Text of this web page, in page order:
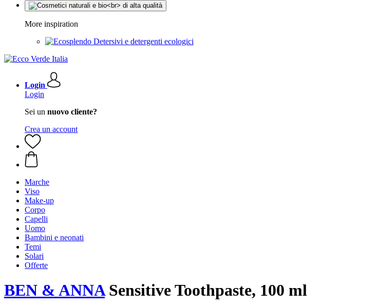
More inspiration
Detersivi e detergenti ecologici
Login
Login
Sei un nuovo cliente?
Crea un account
Marche
Viso
Make-up
Corpo
Capelli
Uomo
Bambini e neonati
Temi
Solari
Offerte
BEN & ANNASensitive Toothpaste, 100 ml